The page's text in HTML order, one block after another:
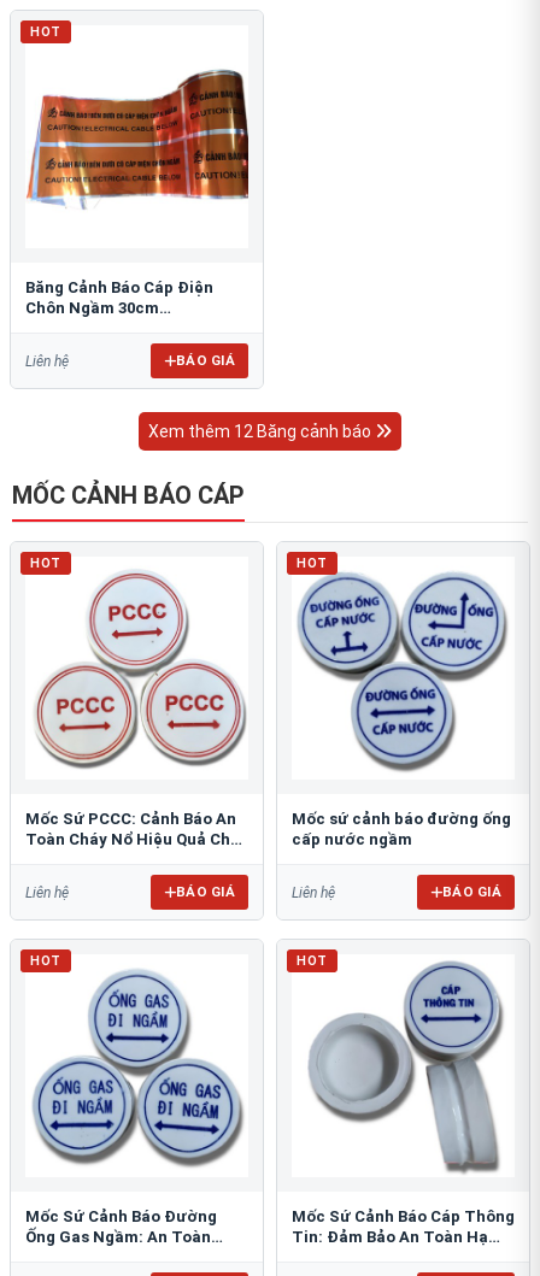
HOT
Băng Cảnh Báo Cáp Điện
Chôn Ngầm 30cm
Liên hệ BÁO GIÁ
Xem thêm 12 Băng cảnh báo
MỐC CẢNH BÁO CÁP
HOT
Mốc Sứ PCCC: Cảnh Báo An
Toàn Cháy Nổ Hiệu Quả Cho
Liên hệ BÁO GIÁ
HOT
Mốc sứ cảnh báo đường ống
cấp nước ngầm
Liên hệ BÁO GIÁ
HOT
Mốc Sứ Cảnh Báo Đường
Ống Gas Ngầm: An Toàn
HOT
Mốc Sứ Cảnh Báo Cáp Thông
Tin: Đảm Bảo An Toàn Hạ